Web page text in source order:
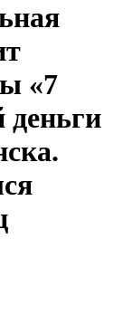
«7
деньги